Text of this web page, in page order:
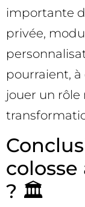
importante
privée,
pourraient, à
jouer un
colosse
? 🏛️